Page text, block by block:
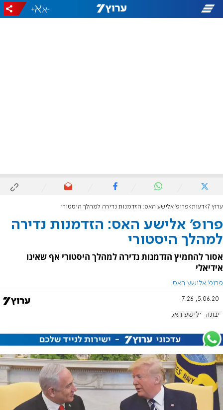
-
+
ערוץ 7 דעות פרופ' אלישע האס: הזדמנות נדירה למהלך היסטורי
פרופ' אלישע האס: הזדמנות נדירה
למהלך היסטורי
אסור להחמיץ הזדמנות נדירה למהלך היסטורי אף שאינו
אידיאלי
פרופ' אלישע האס
5.06.20, 7:26
ריבונות אלישע האס